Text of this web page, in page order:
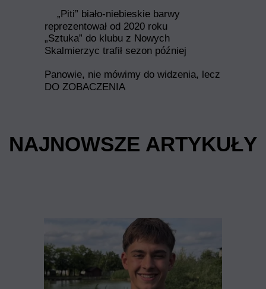
„Piti” biało-niebieskie barwy
reprezentował od 2020 roku
„Sztuka” do klubu z Nowych
Skalmierzyc trafił sezon później
Panowie, nie mówimy do widzenia, lecz
DO ZOBACZENIA
NAJNOWSZE ARTYKUŁY